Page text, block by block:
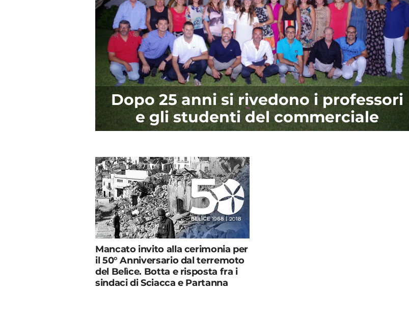
Dopo 25 anni si rivedono i professori
e gli studenti del commerciale
Mancato invito alla cerimonia per
il 50° Anniversario dal terremoto
del Belìce. Botta e risposta fra i
sindaci di Sciacca e Partanna